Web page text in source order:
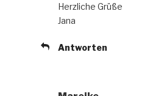
Herzliche Grüße
Jana
Antworten